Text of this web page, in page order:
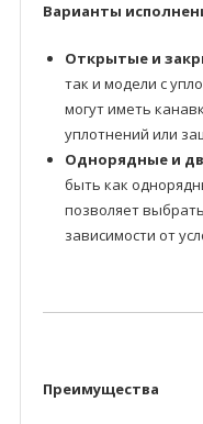
Варианты
Открытые и
так и модели с
могут иметь
уплотнений или
Однорядные и
быть как
позволяет
зависимости от
Преимущества